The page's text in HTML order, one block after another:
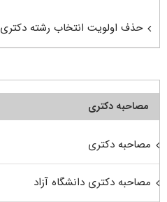
حذف اولویت انتخاب رشته دکتری
مصاحبه دکتری
مصاحبه دکتری
مصاحبه دکتری دانشگاه آزاد